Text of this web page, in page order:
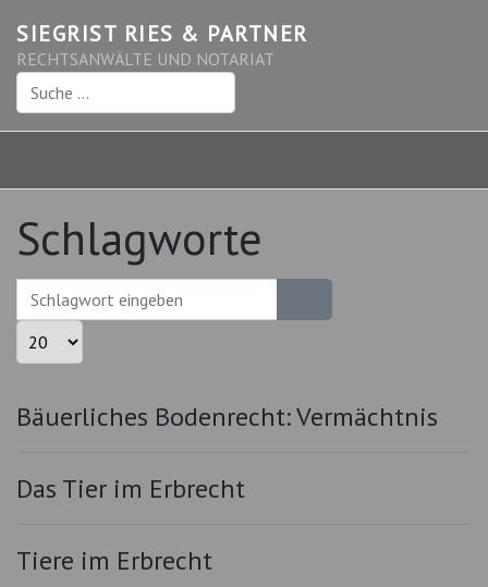
SIEGRIST RIES & PARTNER
RECHTSANWÄLTE UND NOTARIAT
Suchen
Schlagworte
Schlagwort eingeben
Anzeige #
Bäuerliches Bodenrecht: Vermächtnis
Das Tier im Erbrecht
Tiere im Erbrecht